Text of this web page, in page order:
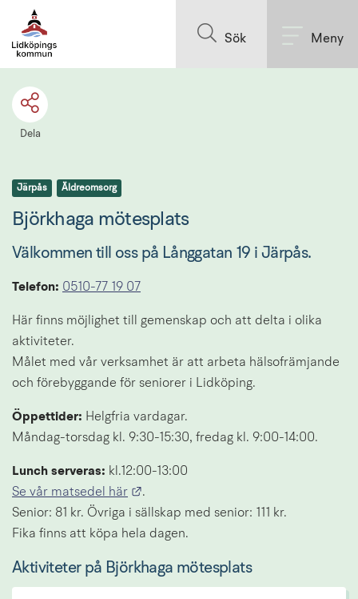
Sök Meny
Dela
Järpås Äldreomsorg
Björkhaga mötesplats
Välkommen till oss på Långgatan 19 i Järpås.
Telefon: 0510-77 19 07
Här finns möjlighet till gemenskap och att delta i olika
aktiviteter.
Målet med vår verksamhet är att arbeta hälsofrämjande
och förebyggande för seniorer i Lidköping.
Öppettider: Helgfria vardagar.
Måndag-torsdag kl. 9:30-15:30, fredag kl. 9:00-14:00.
Lunch serveras: kl.12:00-13:00
Se vår matsedel här
Länk till annan webbplats.
.
Senior: 81 kr. Övriga i sällskap med senior: 111 kr.
Fika finns att köpa hela dagen.
Aktiviteter på Björkhaga mötesplats